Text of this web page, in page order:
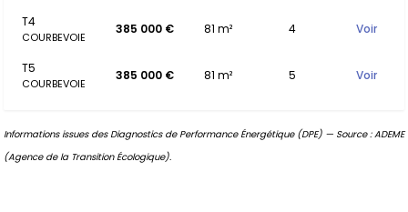
T4
COURBEVOIE
385 000 € 81 m² 4 Voir
T5
COURBEVOIE
385 000 € 81 m² 5 Voir
Informations issues des Diagnostics de Performance Énergétique (DPE) — Source : ADEME
(Agence de la Transition Écologique).